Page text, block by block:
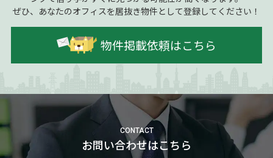
ぜひ、あなたのオフィスを居抜き物件として登録してください！
物件掲載依頼はこちら
CONTACT
お問い合わせはこちら